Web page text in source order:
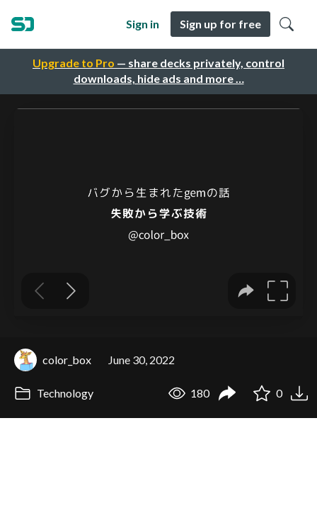
Upgrade to Pro — share decks privately, control
downloads, hide ads and more …
Sign in Sign up for free
color_box June 30, 2022
Technology 180 0